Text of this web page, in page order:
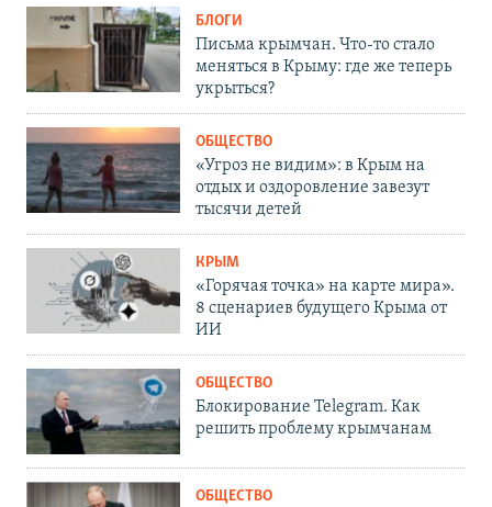
БЛОГИ
Письма крымчан. Что-то стало
меняться в Крыму: где же теперь
укрыться?
ОБЩЕСТВО
«Угроз не видим»: в Крым на
отдых и оздоровление завезут
тысячи детей
КРЫМ
«Горячая точка» на карте мира».
8 сценариев будущего Крыма от
ИИ
ОБЩЕСТВО
Блокирование Telegram. Как
решить проблему крымчанам
ОБЩЕСТВО